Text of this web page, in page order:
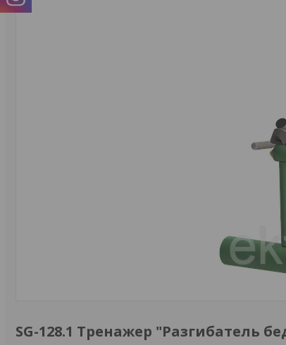
SG-128.1 Тренажер "Разгибатель